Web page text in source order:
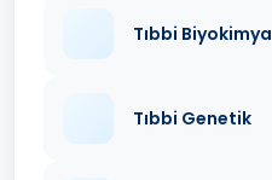
Tıbbi Biyokimya
Tıbbi Genetik